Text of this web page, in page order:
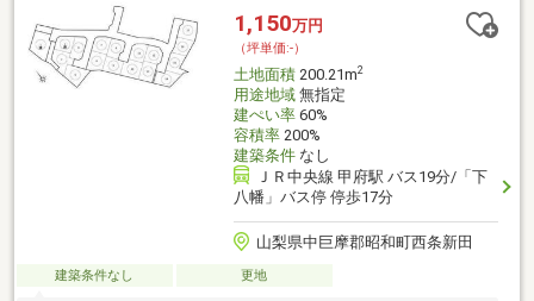
きを一貫し完結できるよう当店舗はワンストップサービスという
独自のサービスをご提供しております。豊富な経験、専門知識を
元に最適な物件・資金提案を致します。是非お気軽にご相談下さ
い！
1,150万円
（坪単価:-）
土地面積200.21m2
用途地域無指定
建ぺい率60%
容積率200%
建築条件なし
ＪＲ中央線 甲府駅 バス19分/「下
八幡」バス停 停歩17分
山梨県中巨摩郡昭和町西条新田
建築条件なし 更地